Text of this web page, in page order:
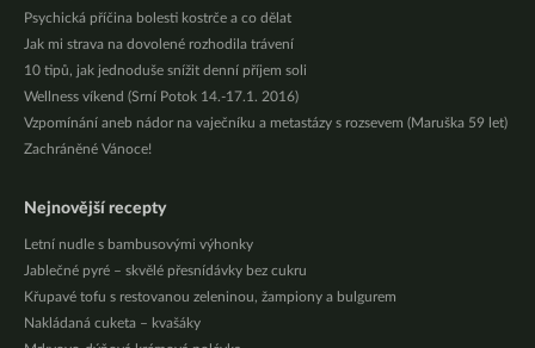
Psychická příčina bolesti kostrče a co dělat
Jak mi strava na dovolené rozhodila trávení
10 tipů, jak jednoduše snížit denní příjem soli
Wellness víkend (Srní Potok 14.-17.1. 2016)
Vzpomínání aneb nádor na vaječníku a metastázy s rozsevem (Maruška 59 let)
Zachráněné Vánoce!
Nejnovější recepty
Letní nudle s bambusovými výhonky
Jablečné pyré – skvělé přesnídávky bez cukru
Křupavé tofu s restovanou zeleninou, žampiony a bulgurem
Nakládaná cuketa – kvašáky